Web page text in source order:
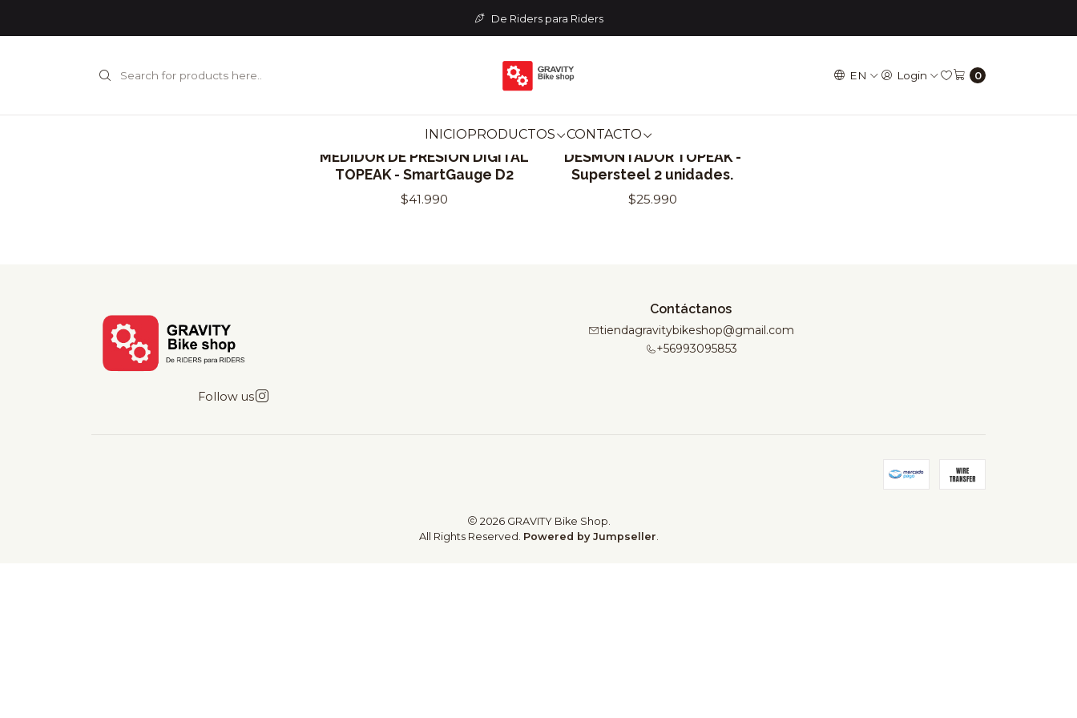
EN Login 0
INICIOPRODUCTOS CONTACTO
De Riders para Riders
COMPONENTES Ruedas
RUEDAS
Topeak
MEDIDOR DE PRESIÓN DIGITAL
TOPEAK - SmartGauge D2
$41.990
Topeak
DESMONTADOR TOPEAK -
Supersteel 2 unidades.
$25.990
Follow us
Contáctanos
tiendagravitybikeshop@gmail.com
+56993095853
2026 GRAVITY Bike Shop.
All Rights Reserved. Powered by Jumpseller.